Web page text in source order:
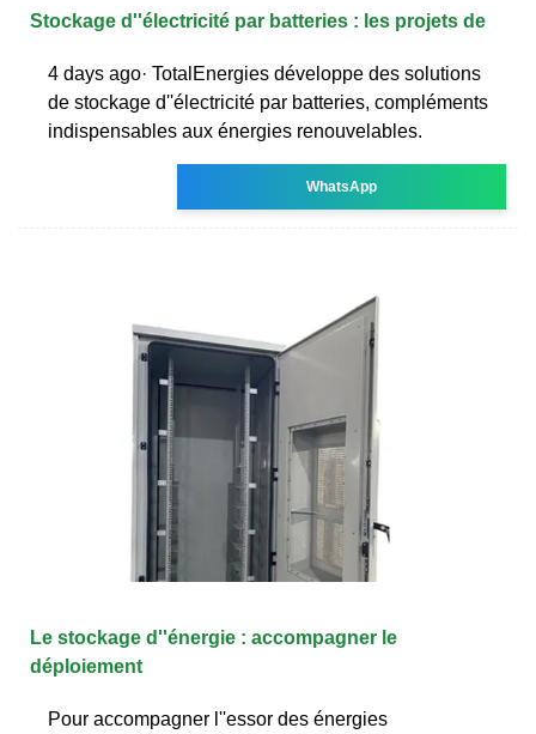
Stockage d''électricité par batteries : les projets de
4 days ago· TotalEnergies développe des solutions
de stockage d''électricité par batteries, compléments
indispensables aux énergies renouvelables.
WhatsApp
Le stockage d''énergie : accompagner le
déploiement
Pour accompagner l''essor des énergies